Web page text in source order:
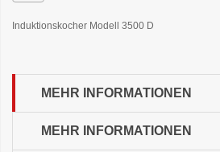
Induktionskocher Modell 3500 D
MEHR INFORMATIONEN
MEHR INFORMATIONEN